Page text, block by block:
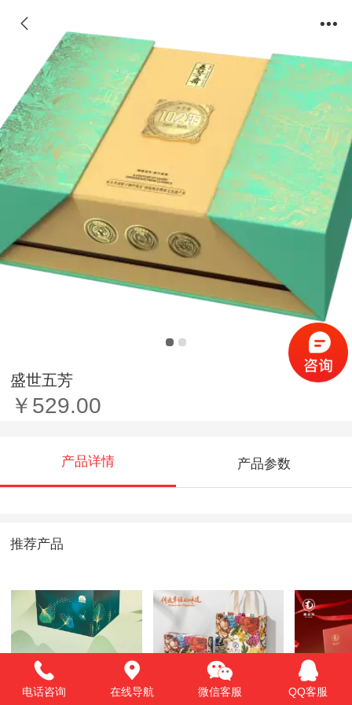
盛世五芳
￥529.00
产品详情 产品参数
推荐产品
银杏 福粽 团圆
电话咨询 在线导航 微信客服 QQ客服